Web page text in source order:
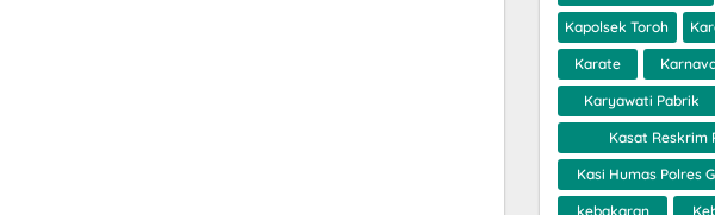
Kapolsek Toroh
Karate
Karyawati Pabrik
Kasat Reskrim
Kasi Humas Polres
kebakaran